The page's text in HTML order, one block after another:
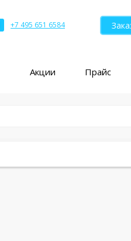
+7 495 651 6584
Акции Прайс